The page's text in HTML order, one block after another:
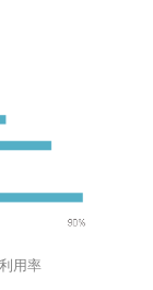
用率